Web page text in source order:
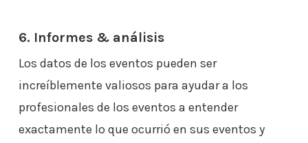
6. Informes & análisis
Los datos de los eventos pueden ser
increíblemente valiosos para ayudar a los
profesionales de los eventos a entender
exactamente lo que ocurrió en sus eventos y